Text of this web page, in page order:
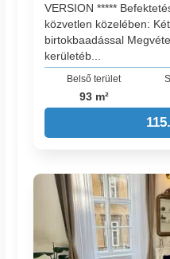
VERSION *****
közvetlen közelében:
birtokbaadással
kerületéb...
Belső terület
93 m²